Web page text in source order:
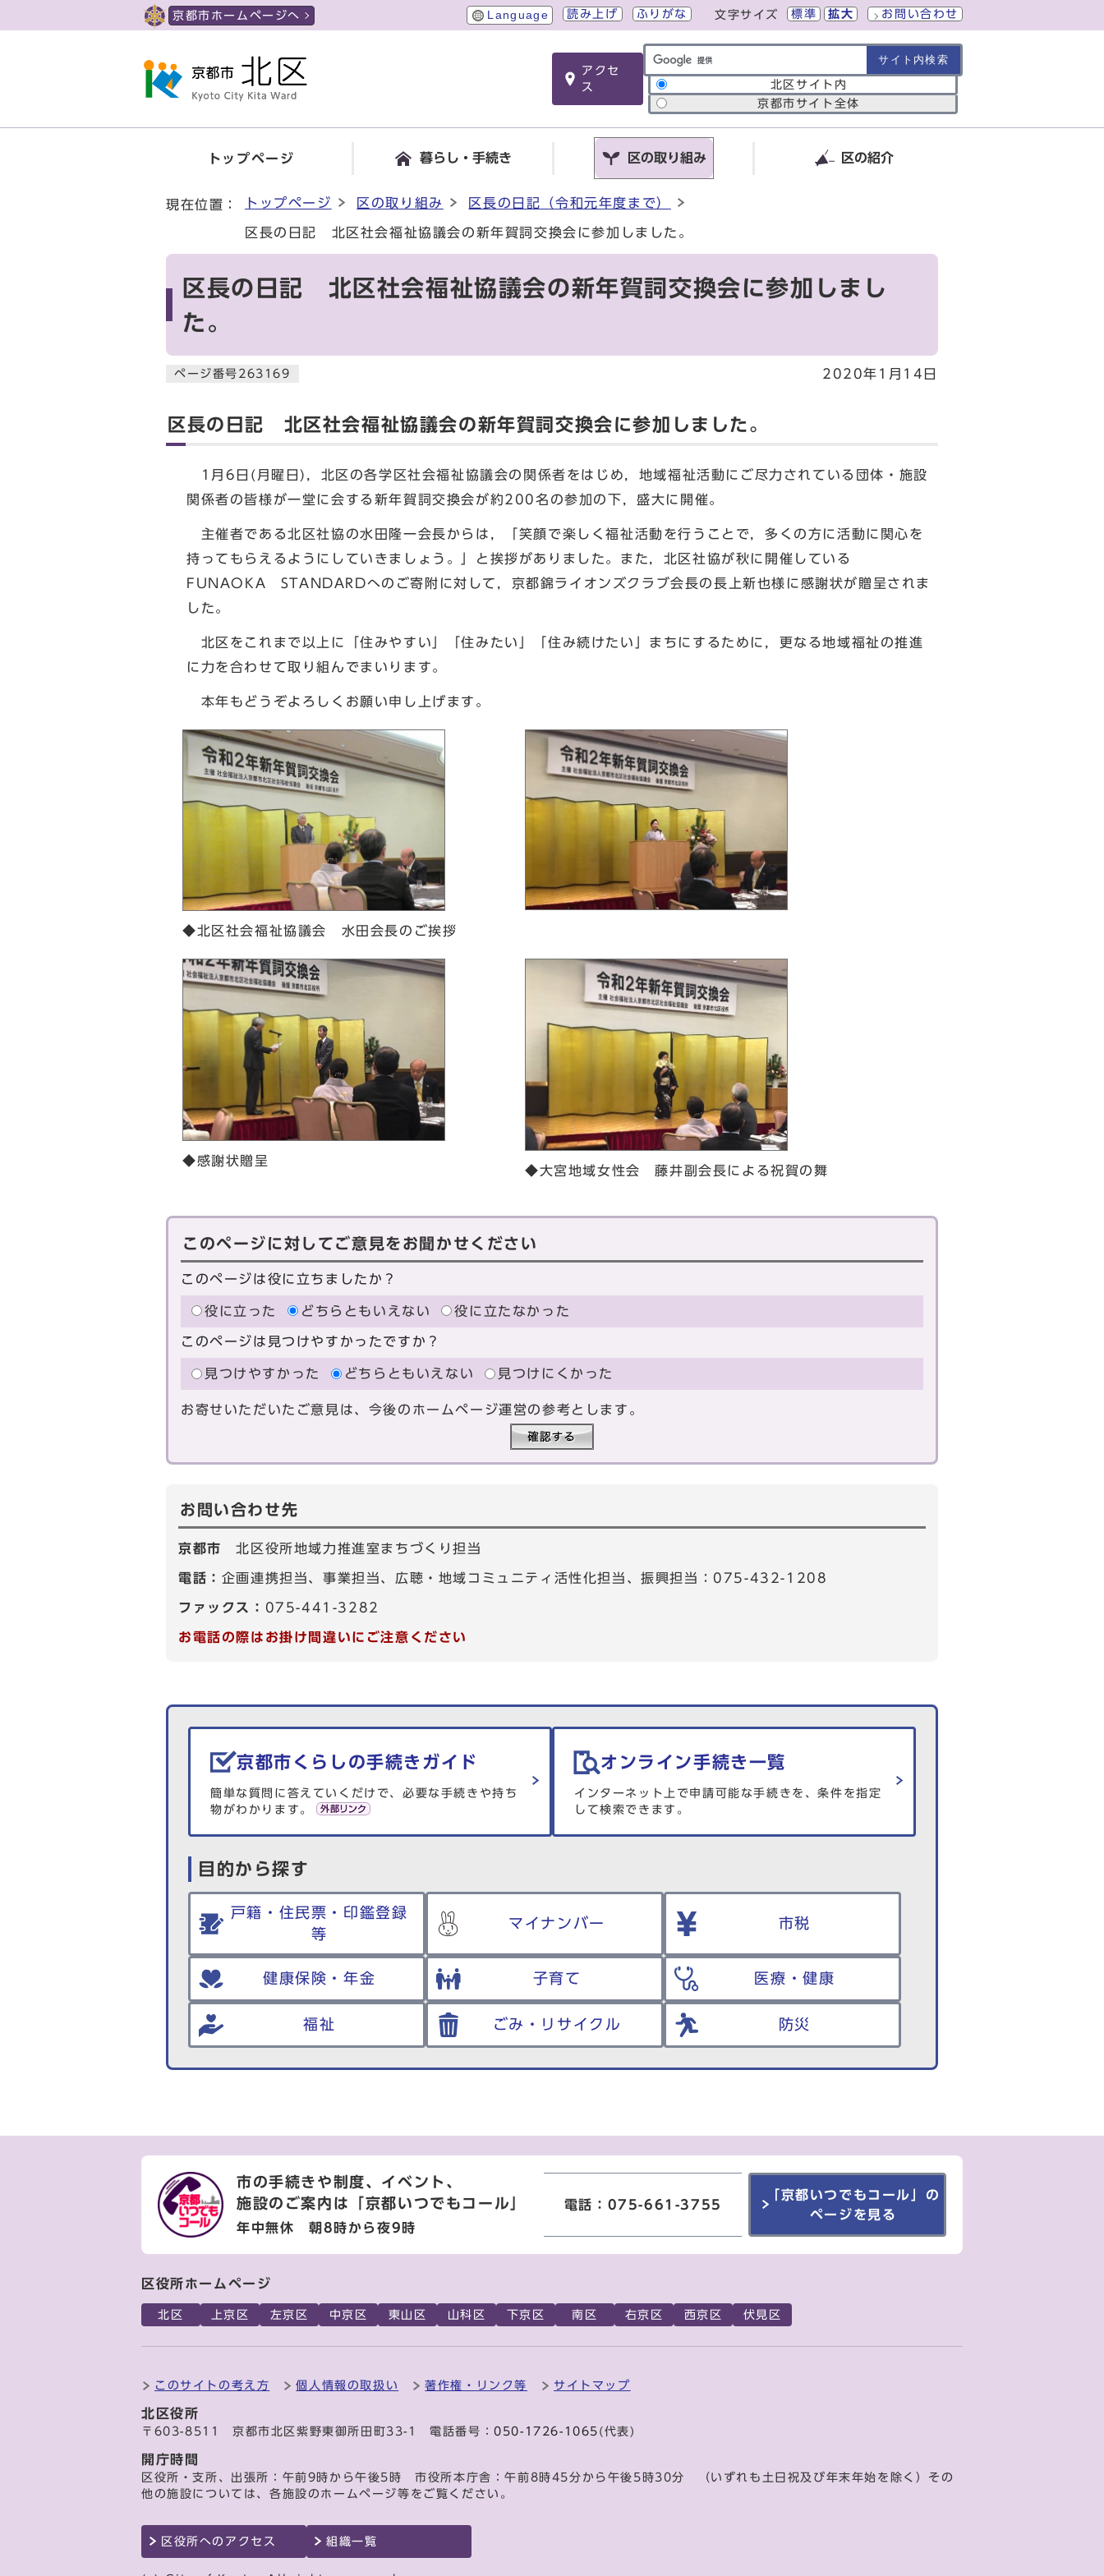
京都市ホームページへ Language 読み上げ ふりがな 文字サイズ 標準 拡大 お問い合わせ
アクセ
ス
サイト内検索の範囲
北区サイト内
京都市サイト全体
トップページ 暮らし・手続き 区の取り組み 区の紹介
現在位置： トップページ 区の取り組み 区長の日記（令和元年度まで）
区長の日記 北区社会福祉協議会の新年賀詞交換会に参加しました。
区長の日記 北区社会福祉協議会の新年賀詞交換会に参加しまし
た。
ページ番号263169 2020年1月14日
区長の日記 北区社会福祉協議会の新年賀詞交換会に参加しました。
1月6日(月曜日)，北区の各学区社会福祉協議会の関係者をはじめ，地域福祉活動にご尽力されている団体・施設
関係者の皆様が一堂に会する新年賀詞交換会が約200名の参加の下，盛大に開催。
主催者である北区社協の水田隆一会長からは，「笑顔で楽しく福祉活動を行うことで，多くの方に活動に関心を
持ってもらえるようにしていきましょう。」と挨拶がありました。また，北区社協が秋に開催している
FUNAOKA STANDARDへのご寄附に対して，京都錦ライオンズクラブ会長の長上新也様に感謝状が贈呈されま
した。
北区をこれまで以上に「住みやすい」「住みたい」「住み続けたい」まちにするために，更なる地域福祉の推進
に力を合わせて取り組んでまいります。
本年もどうぞよろしくお願い申し上げます。
◆北区社会福祉協議会 水田会長のご挨拶
◆感謝状贈呈
◆大宮地域女性会 藤井副会長による祝賀の舞
このページに対してご意見をお聞かせください
このページは役に立ちましたか？
役に立った どちらともいえない 役に立たなかった
このページは見つけやすかったですか？
見つけやすかった どちらともいえない 見つけにくかった
お寄せいただいたご意見は、今後のホームページ運営の参考とします。
お問い合わせ先
京都市北区役所地域力推進室まちづくり担当
電話： 企画連携担当、事業担当、広聴・地域コミュニティ活性化担当、振興担当：075-432-1208
ファックス： 075-441-3282
お電話の際はお掛け間違いにご注意ください
生活情報を探す
京都市くらしの手続きガイド
簡単な質問に答えていくだけで、必要な手続きや持ち
物がわかります。
オンライン手続き一覧
インターネット上で申請可能な手続きを、条件を指定
して検索できます。
目的から探す
戸籍・住民票・印鑑登録
等
マイナンバー 市税
健康保険・年金 子育て 医療・健康
福祉 ごみ・リサイクル 防災
市の手続きや制度、イベント、
施設のご案内は
「京都いつでもコール」
年中無休 朝8時から夜9時
電話：075-661-3755
「京都いつでもコール」の
ページを見る
区役所ホームページ
北区 上京区 左京区 中京区 東山区 山科区 下京区 南区 右京区 西京区 伏見区
このサイトの考え方 個人情報の取扱い 著作権・リンク等 サイトマップ
北区役所
〒603-8511 京都市北区紫野東御所田町33-1 電話番号：050-1726-1065 (代表)
開庁時間
区役所・支所、出張所：午前9時から午後5時 市役所本庁舎：午前8時45分から午後5時30分 （いずれも土日祝及び年末年始を除く）その
他の施設については、各施設のホームページ等をご覧ください。
区役所へのアクセス 組織一覧